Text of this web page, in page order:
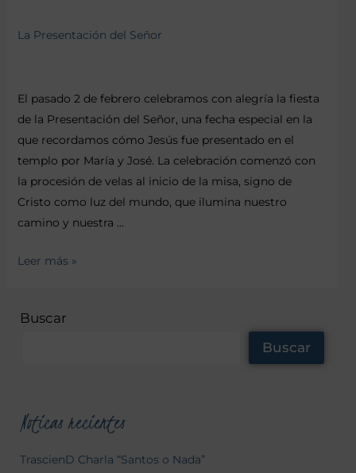
La Presentación del Señor
El pasado 2 de febrero celebramos con alegría la fiesta
de la Presentación del Señor, una fecha especial en la
que recordamos cómo Jesús fue presentado en el
templo por María y José. La celebración comenzó con
la procesión de velas al inicio de la misa, signo de
Cristo como luz del mundo, que ilumina nuestro
camino y nuestra …
Leer más »
Buscar
Buscar
Noticas recientes
TrascienD Charla “Santos o Nada”